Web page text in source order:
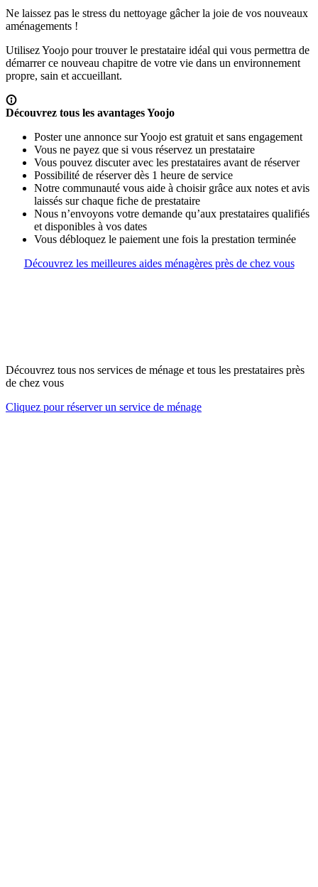
Ne laissez pas le stress du nettoyage gâcher la joie de vos nouveaux
aménagements !
Utilisez Yoojo pour trouver le prestataire idéal qui vous permettra de
démarrer ce nouveau chapitre de votre vie dans un environnement
propre, sain et accueillant.
Découvrez tous les avantages Yoojo
Poster une annonce sur Yoojo est gratuit et sans engagement
Vous ne payez que si vous réservez un prestataire
Vous pouvez discuter avec les prestataires avant de réserver
Possibilité de réserver dès 1 heure de service
Notre communauté vous aide à choisir grâce aux notes et avis
laissés sur chaque fiche de prestataire
Nous n’envoyons votre demande qu’aux prestataires qualifiés
et disponibles à vos dates
Vous débloquez le paiement une fois la prestation terminée
Découvrez les meilleures aides ménagères près de chez vous
Découvrez tous nos services de ménage et tous les prestataires près
de chez vous
Cliquez pour réserver un service de ménage